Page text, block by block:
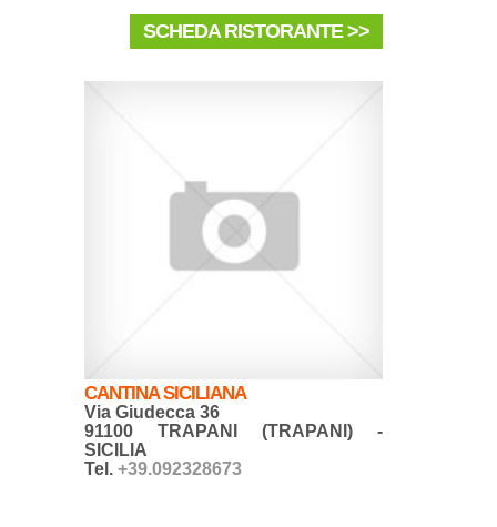
SCHEDA RISTORANTE >>
CANTINA SICILIANA
Via Giudecca 36
91100 TRAPANI (TRAPANI) -
SICILIA
Tel. +39.092328673